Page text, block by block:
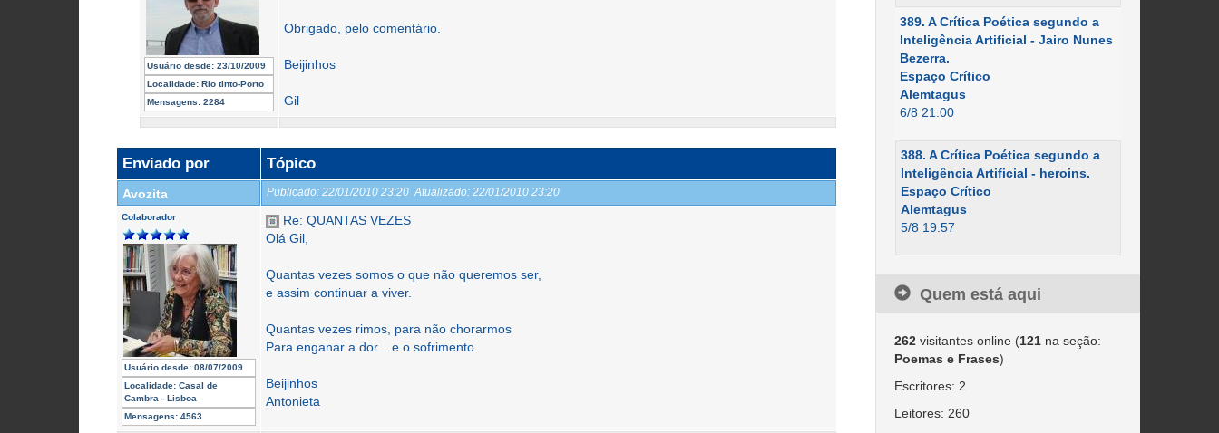
Usuário desde: 23/10/2009
Localidade: Rio tinto-Porto
Mensagens: 2284
Obrigado, pelo comentário.
Beijinhos
Gil
Enviado por Tópico
Avozita Publicado: 22/01/2010 23:20 Atualizado: 22/01/2010 23:20
Colaborador
Usuário desde: 08/07/2009
Localidade: Casal de
Cambra - Lisboa
Mensagens: 4563
Re: QUANTAS VEZES
Olá Gil,
Quantas vezes somos o que não queremos ser,
e assim continuar a viver.
Quantas vezes rimos, para não chorarmos
Para enganar a dor... e o sofrimento.
Beijinhos
Antonieta
389. A Crítica Poética segundo a
Inteligência Artificial - Jairo Nunes
Bezerra.
Espaço Crítico
Alemtagus
6/8 21:00
388. A Crítica Poética segundo a
Inteligência Artificial - heroins.
Espaço Crítico
Alemtagus
5/8 19:57
Quem está aqui
262visitantes online (121na seção:
Poemas e Frases)
Escritores: 2
Leitores: 260